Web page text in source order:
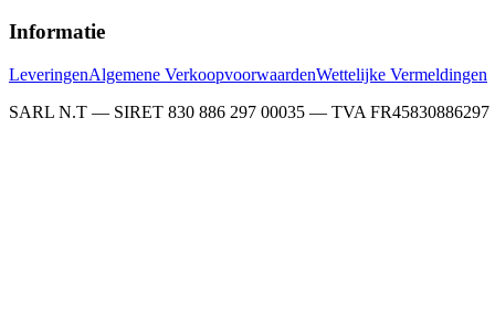
Informatie
LeveringenAlgemene VerkoopvoorwaardenWettelijke Vermeldingen
SARL N.T — SIRET 830 886 297 00035 — TVA FR45830886297